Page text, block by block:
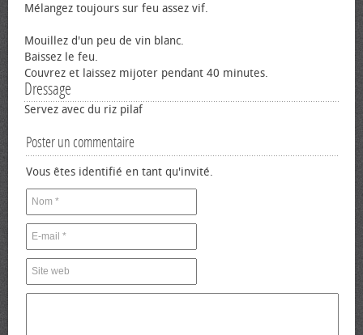
Mélangez toujours sur feu assez vif.
Mouillez d'un peu de vin blanc.
Baissez le feu.
Couvrez et laissez mijoter pendant 40 minutes.
Dressage
Servez avec du riz pilaf
Poster un commentaire
Vous êtes identifié en tant qu'invité.